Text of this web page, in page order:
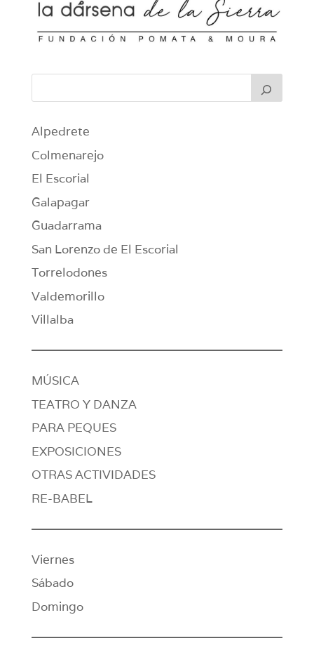
Alpedrete
Colmenarejo
El Escorial
Galapagar
Guadarrama
San Lorenzo de El Escorial
Torrelodones
Valdemorillo
Villalba
MÚSICA
TEATRO Y DANZA
PARA PEQUES
EXPOSICIONES
OTRAS ACTIVIDADES
RE-BABEL
Viernes
Sábado
Domingo